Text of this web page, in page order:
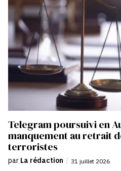
Telegram poursuivi en
manquement au retrait
terroristes
par La rédaction 31 juillet 2026